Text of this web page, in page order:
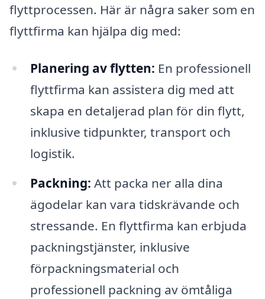
flyttprocessen. Här är några saker som en
flyttfirma kan hjälpa dig med:
Planering av flytten: En professionell
flyttfirma kan assistera dig med att
skapa en detaljerad plan för din flytt,
inklusive tidpunkter, transport och
logistik.
Packning: Att packa ner alla dina
ägodelar kan vara tidskrävande och
stressande. En flyttfirma kan erbjuda
packningstjänster, inklusive
förpackningsmaterial och
professionell packning av ömtåliga